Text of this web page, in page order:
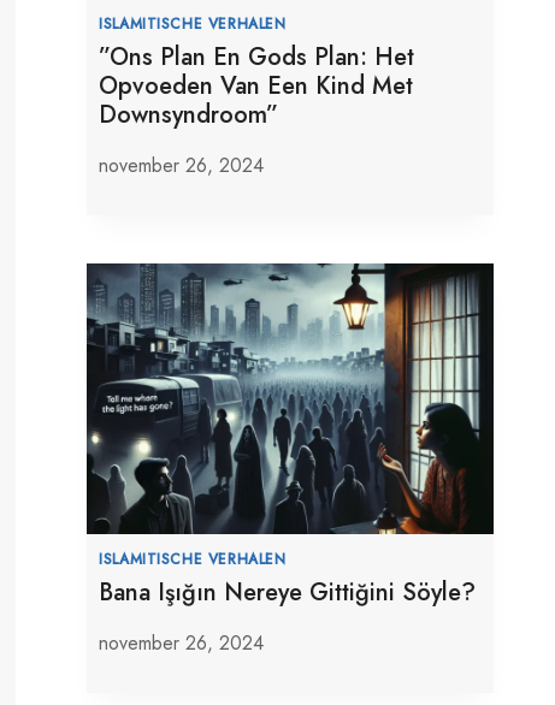
ISLAMITISCHE VERHALEN
”Ons Plan En Gods Plan: Het
Opvoeden Van Een Kind Met
Downsyndroom”
november 26, 2024
ISLAMITISCHE VERHALEN
Bana Işığın Nereye Gittiğini Söyle?
november 26, 2024